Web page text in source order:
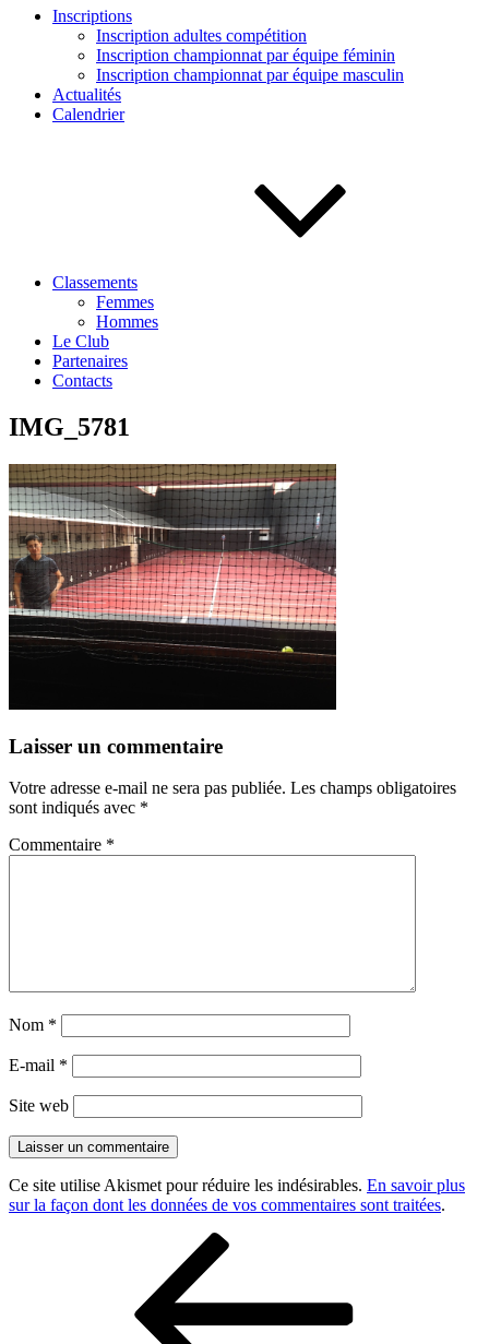
Inscriptions
Inscription adultes compétition
Inscription championnat par équipe féminin
Inscription championnat par équipe masculin
Actualités
Calendrier
Classements
Femmes
Hommes
Le Club
Partenaires
Contacts
IMG_5781
Laisser un commentaire
Votre adresse e-mail ne sera pas publiée. Les champs obligatoires
sont indiqués avec *
Commentaire *
Nom *
E-mail *
Site web
Ce site utilise Akismet pour réduire les indésirables. En savoir plus
sur la façon dont les données de vos commentaires sont traitées.